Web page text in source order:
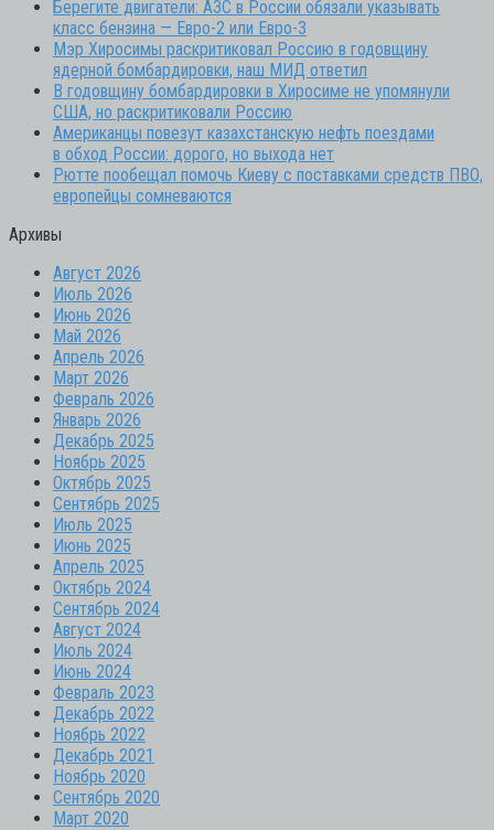
Берегите двигатели: АЗС в России обязали указывать
класс бензина — Евро-2 или Евро-3
Мэр Хиросимы раскритиковал Россию в годовщину
ядерной бомбардировки, наш МИД ответил
В годовщину бомбардировки в Хиросиме не упомянули
США, но раскритиковали Россию
Американцы повезут казахстанскую нефть поездами
в обход России: дорого, но выхода нет
Рютте пообещал помочь Киеву с поставками средств ПВО,
европейцы сомневаются
Архивы
Август 2026
Июль 2026
Июнь 2026
Май 2026
Апрель 2026
Март 2026
Февраль 2026
Январь 2026
Декабрь 2025
Ноябрь 2025
Октябрь 2025
Сентябрь 2025
Июль 2025
Июнь 2025
Апрель 2025
Октябрь 2024
Сентябрь 2024
Август 2024
Июль 2024
Июнь 2024
Февраль 2023
Декабрь 2022
Ноябрь 2022
Декабрь 2021
Ноябрь 2020
Сентябрь 2020
Март 2020